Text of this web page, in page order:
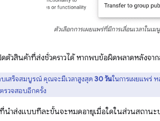
ตัวเลือกการเผยแพร่ที่มีการเลื่อนเวลาในเม
วสินค้าที่ส่งชั่วคราวได้ หากพบข้อผิดพลาดหลังจาก
บเสร็จสมบูรณ์ คุณจะมีเวลาสูงสุด 30 วันในการเผยแพร่
รวจสอบอีกครั้ง
นำส่งแบบทีละขั้นจะหมดอายุเมื่อใดในส่วนสถานะ